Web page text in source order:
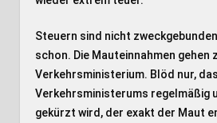
Steuern sind nicht
schon. Die Mauteinnahmen gehen
Verkehrsministerium. Blöd nur,
Verkehrsministerums regelmäßig
gekürzt wird, der exakt der Maut